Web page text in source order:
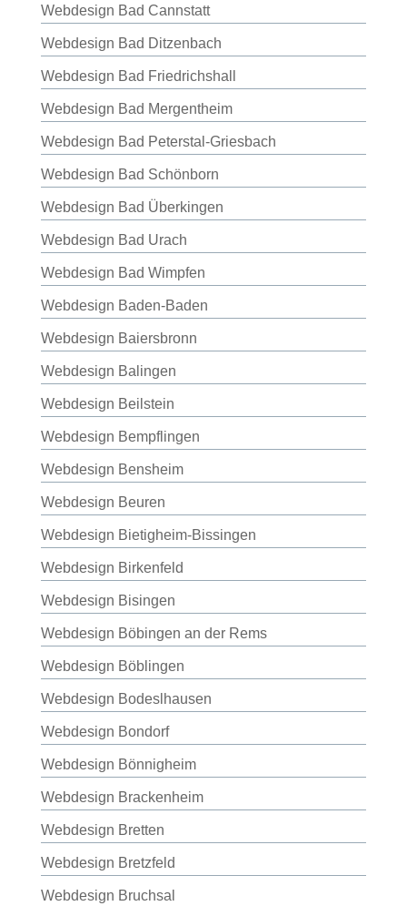
Webdesign Bad Cannstatt
Webdesign Bad Ditzenbach
Webdesign Bad Friedrichshall
Webdesign Bad Mergentheim
Webdesign Bad Peterstal-Griesbach
Webdesign Bad Schönborn
Webdesign Bad Überkingen
Webdesign Bad Urach
Webdesign Bad Wimpfen
Webdesign Baden-Baden
Webdesign Baiersbronn
Webdesign Balingen
Webdesign Beilstein
Webdesign Bempflingen
Webdesign Bensheim
Webdesign Beuren
Webdesign Bietigheim-Bissingen
Webdesign Birkenfeld
Webdesign Bisingen
Webdesign Böbingen an der Rems
Webdesign Böblingen
Webdesign Bodeslhausen
Webdesign Bondorf
Webdesign Bönnigheim
Webdesign Brackenheim
Webdesign Bretten
Webdesign Bretzfeld
Webdesign Bruchsal